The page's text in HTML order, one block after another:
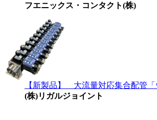
フエニックス・コンタクト(株)
【新製品】 大流量対応集合配管
(株)リガルジョイント